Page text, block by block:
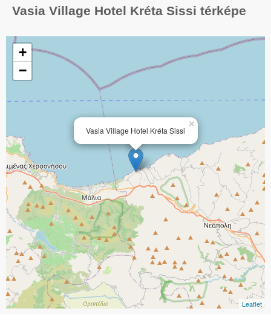
Vasia Village Hotel Kréta Sissi térképe
Vasia Village Hotel Kréta Sissi
×
+
−
Leaflet